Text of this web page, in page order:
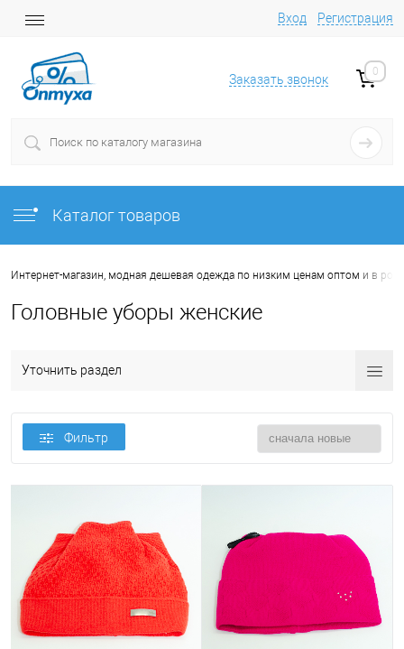
Вход Регистрация
Заказать звонок
0
Каталог товаров
Интернет-магазин, модная дешевая одежда по низким ценам оптом и в
Головные уборы женские
Уточнить раздел
Фильтр